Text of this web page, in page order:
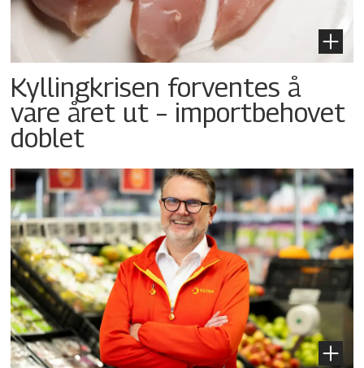
Kyllingkrisen forventes å
vare året ut – importbehovet
doblet